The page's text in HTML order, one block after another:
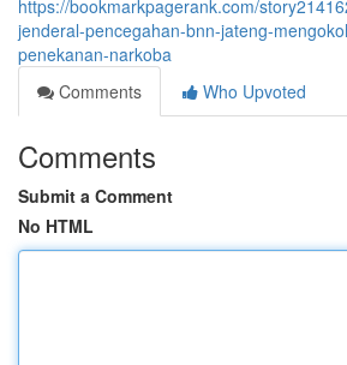
https://bookmarkpagerank.com/
jenderal-pencegahan-bnn-jateng-
penekanan-narkoba
Comments
Who Upvoted
Comments
Submit a Comment
No HTML